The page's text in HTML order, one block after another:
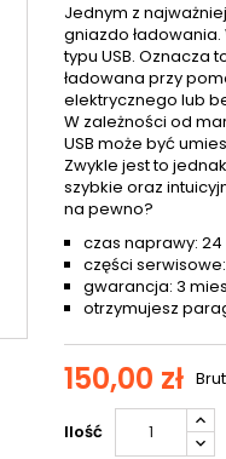
Jednym z
gniazdo
typu USB. Oznacza
ładowana przy
elektrycznego lub
W zależności od
USB może być
Zwykle jest to
szybkie oraz
na pewno?
czas naprawy:
części
gwarancja: 3
otrzymujesz
150,00 zł
Ilość